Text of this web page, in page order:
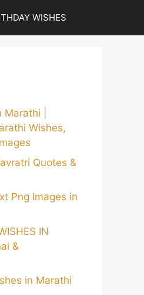
WISHES
|
Wishes,
Quotes &
Png Images in
IN
&
in Marathi